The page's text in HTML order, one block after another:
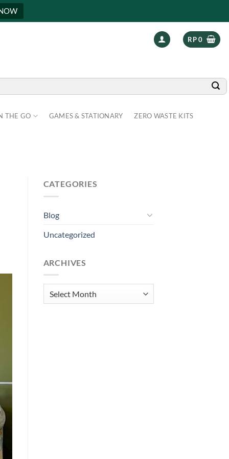
RP0
THE GO GAMES & STATIONARY ZERO WASTE KITS
CATEGORIES
Blog
Uncategorized
ARCHIVES